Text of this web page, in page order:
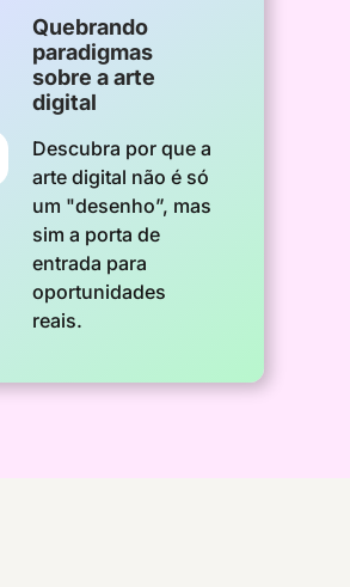
Quebrando
paradigmas
sobre a arte
digital
Descubra por que a
arte digital não é só
um "desenho”, mas
sim a porta de
entrada para
oportunidades
reais.